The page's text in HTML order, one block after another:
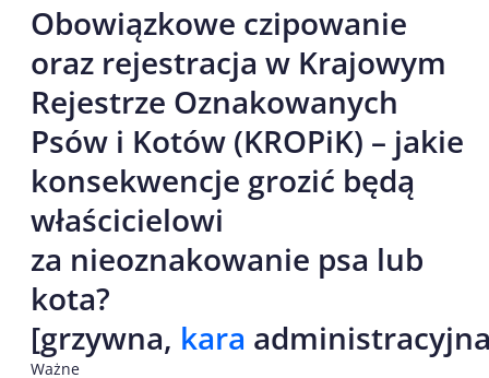
Obowiązkowe czipowanie
oraz rejestracja w Krajowym
Rejestrze Oznakowanych
Psów i Kotów (KROPiK) – jakie
konsekwencje grozić będą
właścicielowi
za nieoznakowanie psa lub
kota?
[grzywna, kara
Ważne